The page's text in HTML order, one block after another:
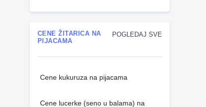
POGLEDAJ SVE
CENE ŽITARICA NA
PIJACAMA
Cene kukuruza na pijacama
Cene lucerke (seno u balama) na